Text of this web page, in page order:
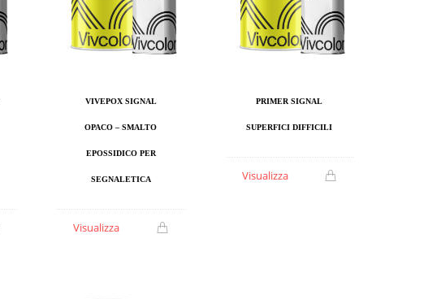
VIVEPOX SIGNAL
OPACO – SMALTO
EPOSSIDICO PER
SEGNALETICA
Visualizza
PRIMER SIGNAL
SUPERFICI DIFFICILI
Visualizza